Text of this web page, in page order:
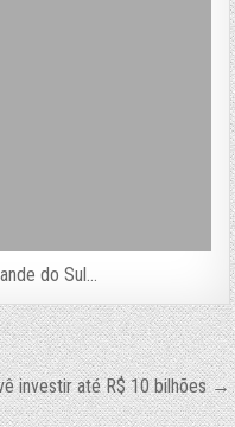
do Sul…
investir até R$ 10 bilhões →